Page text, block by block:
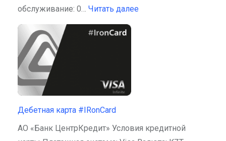
обслуживание: 0… Читать далее
Дебетная карта #IRonCard
АО «Банк ЦентрКредит» Условия кредитной